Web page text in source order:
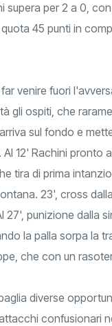
supera per 2 a 0,
45 punti in
venire fuori
gli ospiti, che
sul fondo e
12' Rachini pronto
tira di prima
23', cross
punizione dalla
la palla sorpa la
che con un
diverse
confusionari